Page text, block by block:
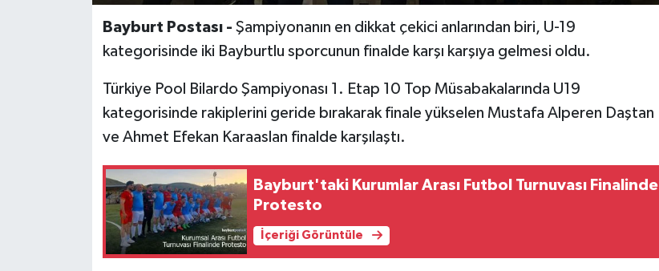
Bayburt Postası - Şampiyonanın en dikkat çekici anlarından biri, U-19
kategorisinde iki Bayburtlu sporcunun finalde karşı karşıya gelmesi oldu.
Türkiye Pool Bilardo Şampiyonası 1. Etap 10 Top Müsabakalarında U19
kategorisinde rakiplerini geride bırakarak finale yükselen Mustafa Alperen Daştan
ve Ahmet Efekan Karaaslan finalde karşılaştı.
Bayburt'taki Kurumlar Arası Futbol Turnuvası Finalinde
Protesto
İçeriği Görüntüle